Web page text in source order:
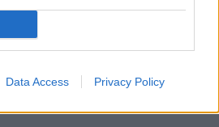
Data Access Privacy Policy